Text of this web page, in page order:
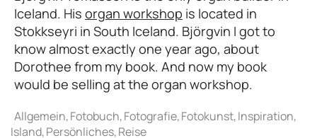
Iceland. His organ workshop is located in
Stokkseyri in South Iceland. Björgvin I got to
know almost exactly one year ago, about
Dorothee from my book. And now my book
would be selling at the organ workshop.